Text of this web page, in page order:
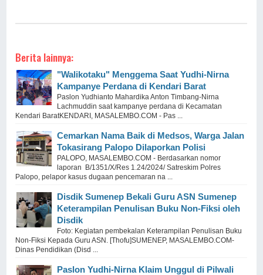
Berita lainnya:
"Walikotaku" Menggema Saat Yudhi-Nirna
Kampanye Perdana di Kendari Barat
Paslon Yudhianto Mahardika Anton Timbang-Nirna
Lachmuddin saat kampanye perdana di Kecamatan
Kendari BaratKENDARI, MASALEMBO.COM - Pas ...
Cemarkan Nama Baik di Medsos, Warga Jalan
Tokasirang Palopo Dilaporkan Polisi
PALOPO, MASALEMBO.COM - Berdasarkan nomor
laporan B/1351/X/Res 1.24/2024/ Satreskim Polres
Palopo, pelapor kasus dugaan pencemaran na ...
Disdik Sumenep Bekali Guru ASN Sumenep
Keterampilan Penulisan Buku Non-Fiksi oleh
Disdik
Foto: Kegiatan pembekalan Keterampilan Penulisan Buku
Non-Fiksi Kepada Guru ASN. [Thofu]SUMENEP, MASALEMBO.COM-
Dinas Pendidikan (Disd ...
Paslon Yudhi-Nirna Klaim Unggul di Pilwali